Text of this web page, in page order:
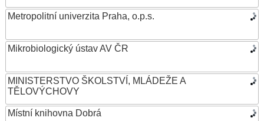
Metropolitní univerzita Praha, o.p.s.
Mikrobiologický ústav AV ČR
MINISTERSTVO ŠKOLSTVÍ, MLÁDEŽE A
TĚLOVÝCHOVY
Místní knihovna Dobrá